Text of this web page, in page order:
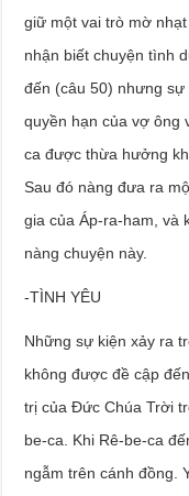
giữ một vai trò mờ
nhận biết chuyện tình
đến (câu 50) nhưng sự
quyền hạn của vợ ông
ca được thừa hưởng
Sau đó nàng đưa ra
gia của Áp-ra-ham, và
nàng chuyện này.
-TÌNH YÊU
Những sự kiện xảy ra
không được đề cập
trị của Đức Chúa Trời
be-ca. Khi Rê-be-ca
ngẫm trên cánh đồng.